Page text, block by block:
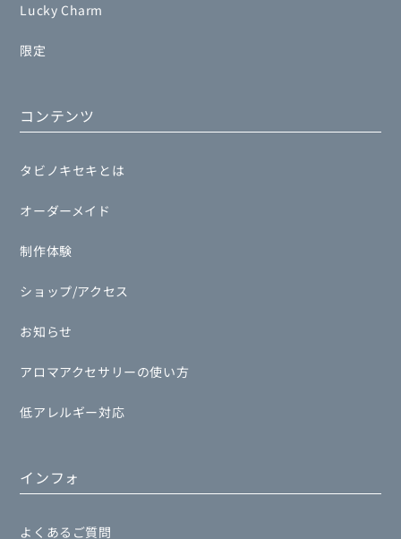
Lucky Charm
限定
コンテンツ
タビノキセキとは
オーダーメイド
制作体験
ショップ/アクセス
お知らせ
アロマアクセサリーの使い方
低アレルギー対応
インフォ
よくあるご質問